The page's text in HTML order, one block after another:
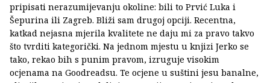
pripisati nerazumijevanju okoline: bili to Prvić Luka i
Šepurina ili Zagreb. Bliži sam drugoj opciji. Recentna,
katkad nejasna mjerila kvalitete ne daju mi za pravo takvo
što tvrditi kategorički. Na jednom mjestu u knjizi Jerko se
tako, rekao bih s punim pravom, izruguje visokim
ocjenama na Goodreadsu. Te ocjene u suštini jesu banalne,